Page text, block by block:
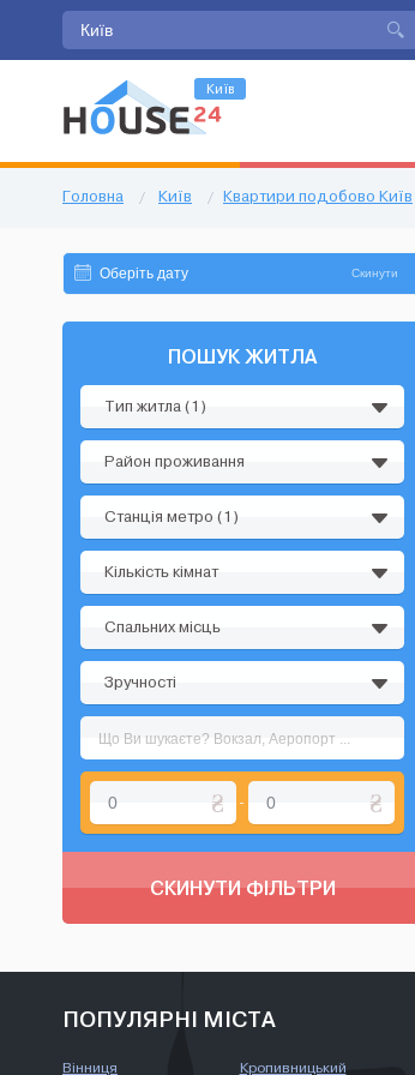
Київ
Головна / Київ / Квартири подобово Київ
Скинути
ПОШУК ЖИТЛА
Тип житла (1)
Район проживання
Станція метро (1)
Кількість кімнат
Спальних місць
Зручності
-
СКИНУТИ ФІЛЬТРИ
ПОПУЛЯРНІ МІСТА
Вінниця Кропивницький